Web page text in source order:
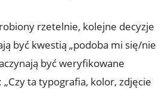
rzetelnie, kolejne decyzje
być kwestią „podoba mi się/nie
być weryfikowane
ta typografia, kolor, zdjęcie